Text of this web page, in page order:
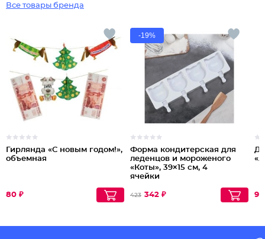
Все товары бренда
Гирлянда «С новым годом!»,
объемная
80 ₽
-19%
Форма кондитерская для
леденцов и мороженого
«Коты», 39×15 см, 4
ячейки
423 342 ₽ 97